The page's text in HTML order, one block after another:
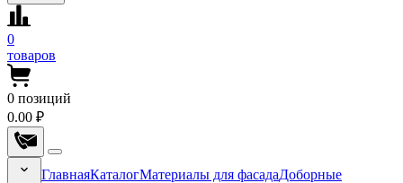
0
товаров
0 позиций
0.00 ₽
ГлавнаяКаталогМатериалы для фасадаДоборные